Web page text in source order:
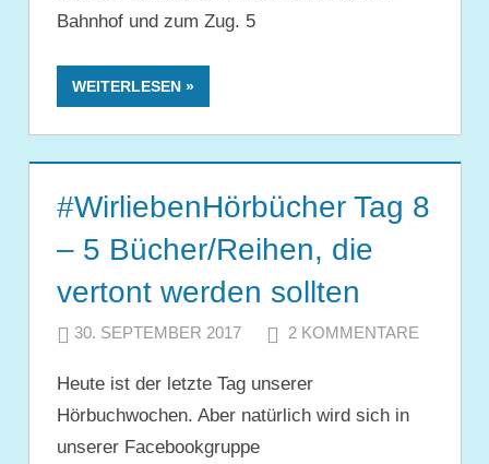
Bahnhof und zum Zug. 5
WEITERLESEN
#WirliebenHörbücher Tag 8
– 5 Bücher/Reihen, die
vertont werden sollten
30. SEPTEMBER 2017 JULIA
2 KOMMENTARE
Heute ist der letzte Tag unserer
Hörbuchwochen. Aber natürlich wird sich in
unserer Facebookgruppe